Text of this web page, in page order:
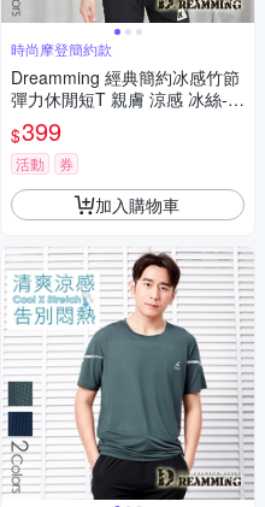
時尚摩登簡約款
Dreamming 經典簡約冰感竹節
彈力休閒短T 親膚 涼感 冰絲-共
二色
$399
活動 券
加入購物車